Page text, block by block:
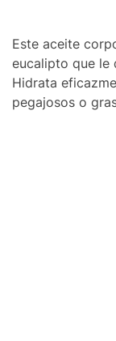
Este aceite
eucalipto que le
Hidrata
pegajosos o